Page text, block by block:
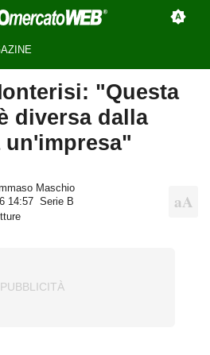
"Questa
diversa dalla
un'impresa"
Maschio
14:57
Serie B